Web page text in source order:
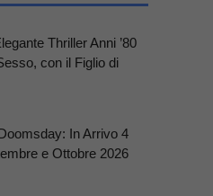
Thriller Anni ’80
con il Figlio di
In Arrivo 4
e Ottobre 2026